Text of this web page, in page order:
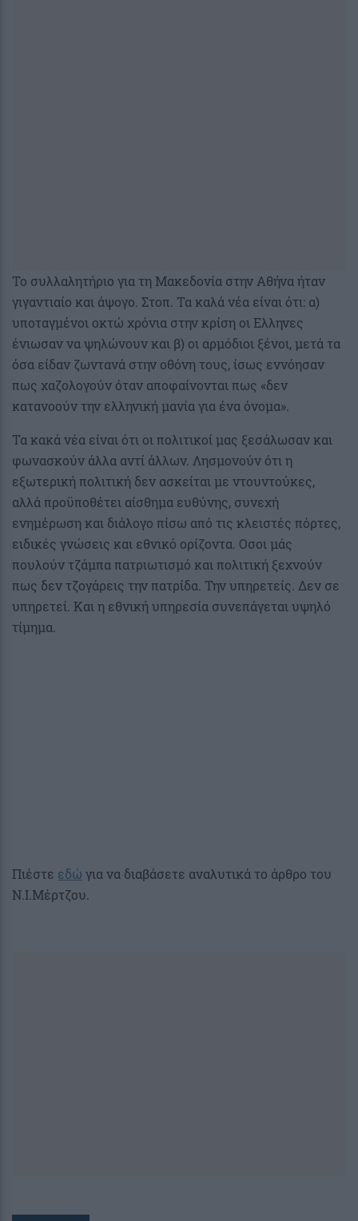
Το συλλαλητήριο για τη Μακεδονία στην Αθήνα ήταν
γιγαντιαίο και άψογο. Στοπ. Τα καλά νέα είναι ότι: α)
υποταγμένοι οκτώ χρόνια στην κρίση οι Ελληνες
ένιωσαν να ψηλώνουν και β) οι αρμόδιοι ξένοι, μετά τα
όσα είδαν ζωντανά στην οθόνη τους, ίσως εννόησαν
πως χαζολογούν όταν αποφαίνονται πως «δεν
κατανοούν την ελληνική μανία για ένα όνομα».
Τα κακά νέα είναι ότι οι πολιτικοί μας ξεσάλωσαν και
φωνασκούν άλλα αντί άλλων. Λησμονούν ότι η
εξωτερική πολιτική δεν ασκείται με ντουντούκες,
αλλά προϋποθέτει αίσθημα ευθύνης, συνεχή
ενημέρωση και διάλογο πίσω από τις κλειστές πόρτες,
ειδικές γνώσεις και εθνικό ορίζοντα. Οσοι μάς
πουλούν τζάμπα πατριωτισμό και πολιτική ξεχνούν
πως δεν τζογάρεις την πατρίδα. Την υπηρετείς. Δεν σε
υπηρετεί. Και η εθνική υπηρεσία συνεπάγεται υψηλό
τίμημα.
Πιέστε εδώ για να διαβάσετε αναλυτικά το άρθρο του
Ν.Ι.Μέρτζου.